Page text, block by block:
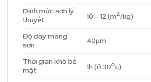
Định mức sơn lý
thuyết
10 – 12 (m2/kg)
Độ dày màng
sơn
40µm
Thời gian khô bề
mặt
1h (ở 30oc)